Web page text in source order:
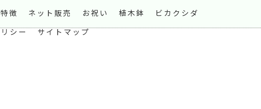
徴 ネット販売 お祝い 植木鉢 ビカクシダ
シー サイトマップ